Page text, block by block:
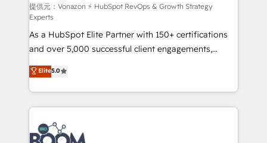
support client (data migration, synchronisation API,
audit et maintenance) ➤ La création de sites internet
de conversion qui transforment les visiteurs en
opportunités d'affaires ➤ La mise en place de
stratégies d'acquisition marketing (SEO, SEA,
inbound, automatisation marketing, ABM, IA,
emailing) Informations clés : - 10 ans d'expérience -
100+ intégrations CRM HubSpot réussies - 40
experts conseil - 150 certifications HubSpot
cumulées
提供元：Vonazon ⚡ HubSpot RevOps & Growth Strategy
Experts
As a HubSpot Elite Partner with 150+ certifications
and over 5,000 successful client engagements,
Vonazon turns marketing complexity into
measurable, scalable growth. From onboarding to
enterprise-grade campaigns, our in-house team
builds scalable strategies that drive long-term
revenue. ⚙️ HubSpot Integration & Optimization •
Seamless CRM, CMS, and automation setup •
Elite5.0